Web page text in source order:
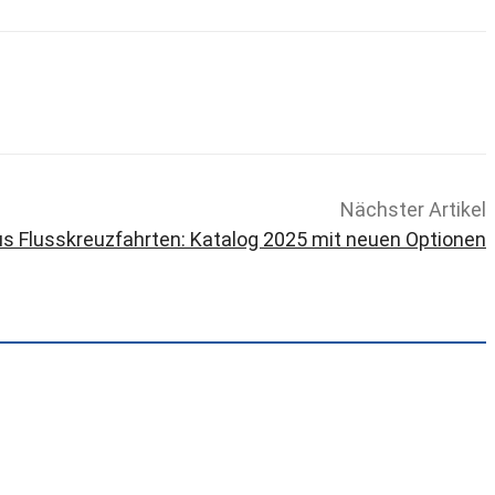
Nächster Artikel
Flusskreuzfahrten: Katalog 2025 mit neuen Optionen